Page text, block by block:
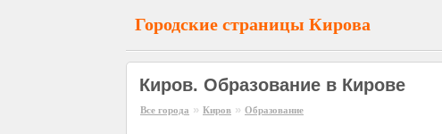
Городские страницы Кирова
Киров. Образование в Кирове
Все города » Киров » Образование